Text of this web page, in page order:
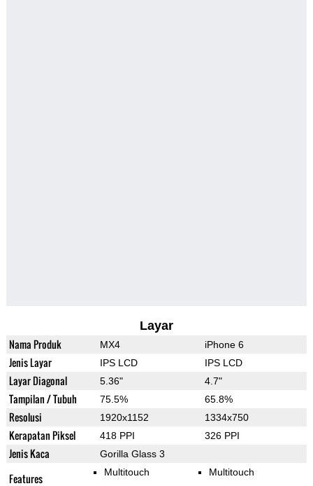
Layar
Nama Produk MX4 iPhone 6
Jenis Layar IPS LCD IPS LCD
Layar Diagonal 5.36" 4.7"
Tampilan / Tubuh 75.5% 65.8%
Resolusi 1920x1152 1334x750
Kerapatan Piksel 418 PPI 326 PPI
Jenis Kaca Gorilla Glass 3
Features Multitouch Multitouch